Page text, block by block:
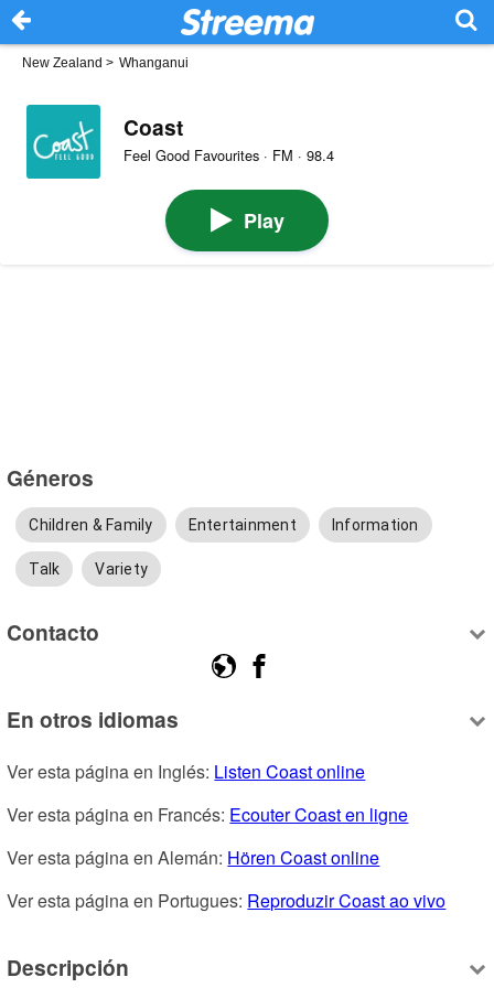
New Zealand > Whanganui
Coast
Feel Good Favourites · FM · 98.4
Play
Géneros
Children & Family Entertainment Information
Talk Variety
Contacto
En otros idiomas
Ver esta página en Inglés: Listen Coast online
Ver esta página en Francés: Ecouter Coast en ligne
Ver esta página en Alemán: Hören Coast online
Ver esta página en Portugues: Reproduzir Coast ao vivo
Descripción